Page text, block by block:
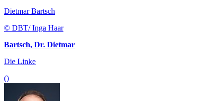
Dietmar Bartsch
© DBT/ Inga Haar
Bartsch, Dr. Dietmar
Die Linke
()